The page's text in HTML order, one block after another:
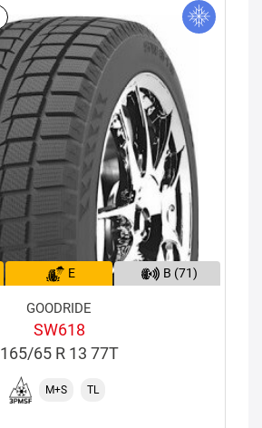
E B (71)
GOODRIDE
SW618
165/65 R 13 77T
M+S TL